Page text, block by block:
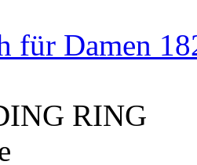
für Damen
RING